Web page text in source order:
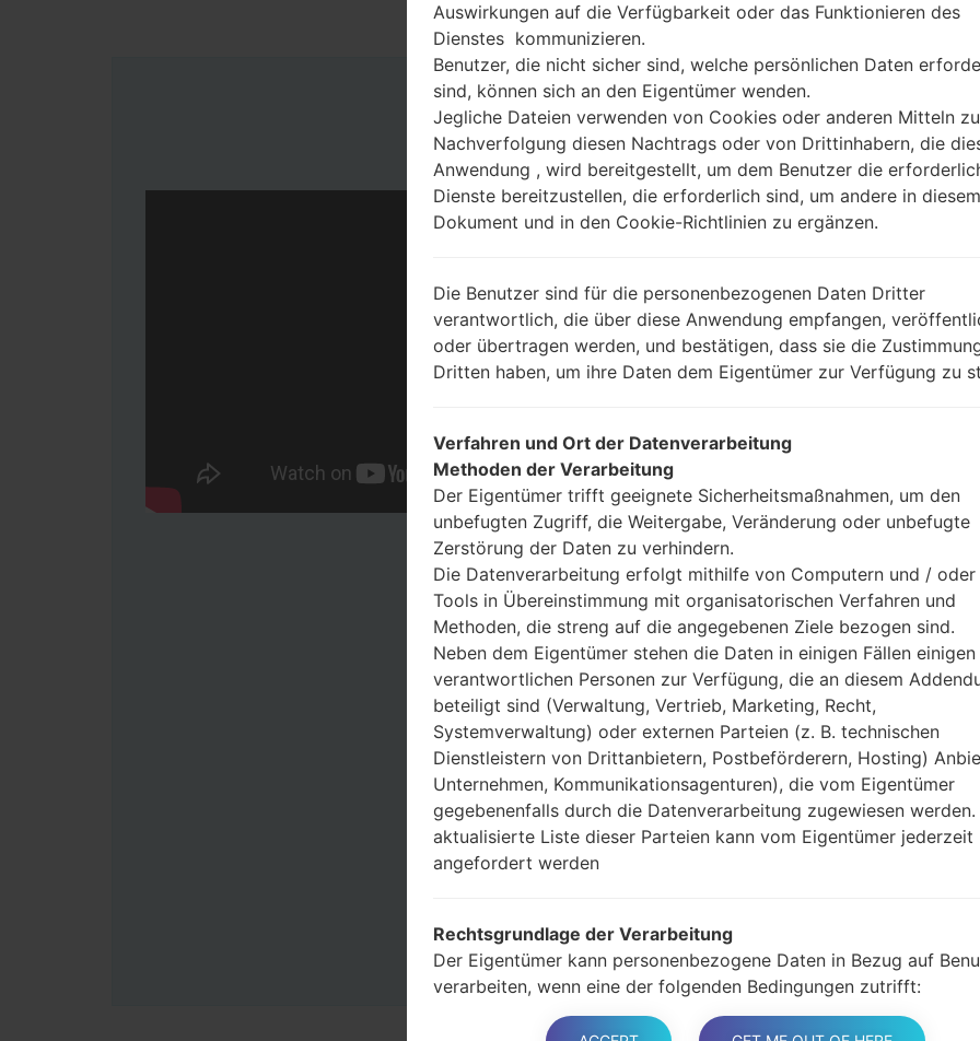
Anleitung
Laden Sie auf Ihren
Dann laden Sie die
Sie brauchen
(wählen Sie 5
AP: „System &
CP: „Modem &
CSC_***: „Country
Fügen Sie dem
CSC_***, in einem
Jetzt schalten Sie das
Modus. Alle
Halten Sie die
gedrückt.
Halten Sie Lauter-
Sie das Telefon mit
Halten Sie die
Schließen Sie das
und Bixbi-Tasten
Halten Sie die
Dann schließen Sie
gestartet und von PC
Auswirkungen auf die Verfügbarkeit oder das Funktionieren des
Dienstes kommunizieren.
Benutzer, die nicht sicher sind, welche persönlichen Daten
sind, können sich an den Eigentümer wenden.
Jegliche Dateien verwenden von Cookies oder anderen Mitteln
Nachverfolgung diesen Nachtrags oder von Drittinhabern, die
Anwendung , wird bereitgestellt, um dem Benutzer die
Dienste bereitzustellen, die erforderlich sind, um andere in diesem
Dokument und in den Cookie-Richtlinien zu ergänzen.
Die Benutzer sind für die personenbezogenen Daten Dritter
verantwortlich, die über diese Anwendung empfangen,
oder übertragen werden, und bestätigen, dass sie die
Dritten haben, um ihre Daten dem Eigentümer zur Verfügung zu
Verfahren und Ort der Datenverarbeitung
Methoden der Verarbeitung
Der Eigentümer trifft geeignete Sicherheitsmaßnahmen, um den
unbefugten Zugriff, die Weitergabe, Veränderung oder unbefugte
Zerstörung der Daten zu verhindern.
Die Datenverarbeitung erfolgt mithilfe von Computern und / oder
Tools in Übereinstimmung mit organisatorischen Verfahren und
Methoden, die streng auf die angegebenen Ziele bezogen sind.
Neben dem Eigentümer stehen die Daten in einigen Fällen einigen
verantwortlichen Personen zur Verfügung, die an diesem
beteiligt sind (Verwaltung, Vertrieb, Marketing, Recht,
Systemverwaltung) oder externen Parteien (z. B. technischen
Dienstleistern von Drittanbietern, Postbeförderern, Hosting)
Unternehmen, Kommunikationsagenturen), die vom Eigentümer
gegebenenfalls durch die Datenverarbeitung zugewiesen werden.
aktualisierte Liste dieser Parteien kann vom Eigentümer jederzeit
angefordert werden
Rechtsgrundlage der Verarbeitung
Der Eigentümer kann personenbezogene Daten in Bezug auf
verarbeiten, wenn eine der folgenden Bedingungen zutrifft:
Benutzer haben ihre Zustimmung zu einem oder mehreren